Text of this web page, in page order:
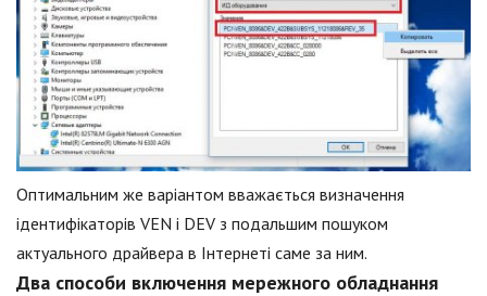
Оптимальним же варіантом вважається визначення
ідентифікаторів VEN і DEV з подальшим пошуком
актуального драйвера в Інтернеті саме за ним.
Два способи включення мережного обладнання